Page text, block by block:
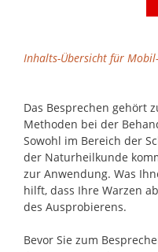
Inhalts-Übersicht für
Das Besprechen gehört
Methoden bei der
Sowohl im Bereich der
der Naturheilkunde
zur Anwendung. Was
hilft, dass Ihre Warzen
des Ausprobierens.
Bevor Sie zum